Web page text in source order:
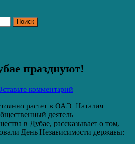
празднуют!
комментарий
растет в ОАЭ. Наталия
деятель
в Дубае, рассказывает о том,
День Независимости державы: